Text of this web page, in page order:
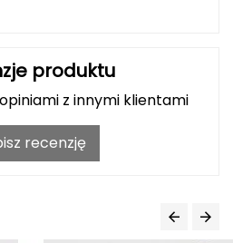
produktu
z innymi klientami
recenzję